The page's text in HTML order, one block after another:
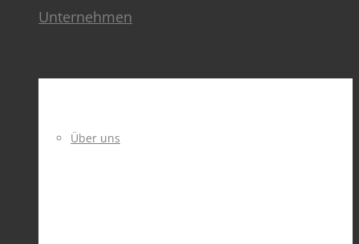
Unternehmen
Über uns